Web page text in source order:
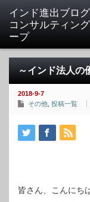
インド進出ブロ
コンサルティン
ープ
～インド法人
2018-9-7
その他 投稿一覧
皆さん、こんにち